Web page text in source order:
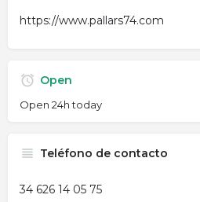
https://www.pallars74.com
Open
Open 24h today
Teléfono de contacto
34 626 14 05 75